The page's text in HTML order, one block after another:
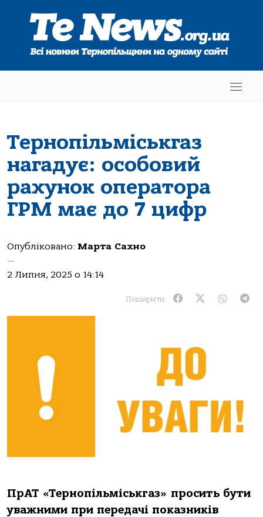
Тернопільміськгаз
нагадує: особовий
рахунок оператора
ГРМ має до 7 цифр
Опубліковано: Марта Сахно
—
2 Липня, 2025 о 14:14
Поширити:
ПрАТ «Тернопільміськгаз» просить бути
уважними при передачі показників